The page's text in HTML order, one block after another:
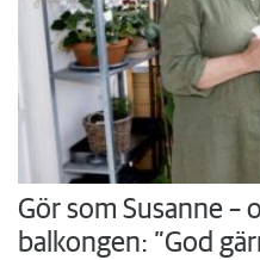
Gör som Susanne –
balkongen: ”God